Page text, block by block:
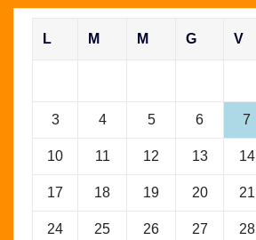
L M M G V
3 4 5 6 7
10 11 12 13 14
17 18 19 20 21
24 25 26 27 28